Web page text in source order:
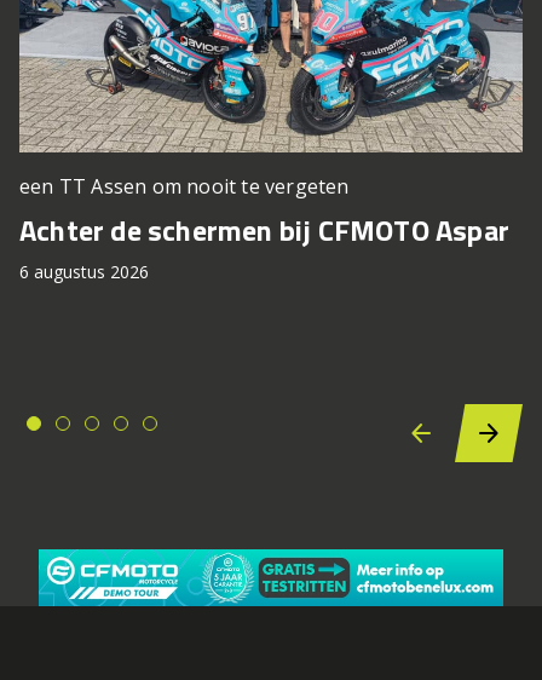
een TT Assen om nooit te vergeten
Achter de schermen bij CFMOTO Aspar
6 augustus 2026